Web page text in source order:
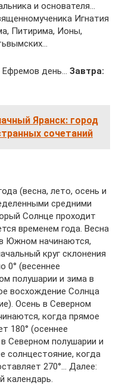
и основателя…
Игнатия
Питирима, Ионы,
Ефремов день… Завтра:
Яранск: город
сочетаний
(весна, лето, осень и
средними
Солнце проходит
временем года. Весна
Южном начинаются,
круг склонения
0° (весеннее
полушарии и зима в
восхождение Солнца
Осень в Северном
когда прямое
180° (осеннее
Северном полушарии и
солнцестояние, когда
270°… Далее:
календарь.